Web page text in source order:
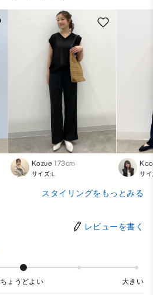
Kozue 173cm
サイズ:L サ
スタイリングをもっとみる
レビューを書く
ちょうどよい 大きい